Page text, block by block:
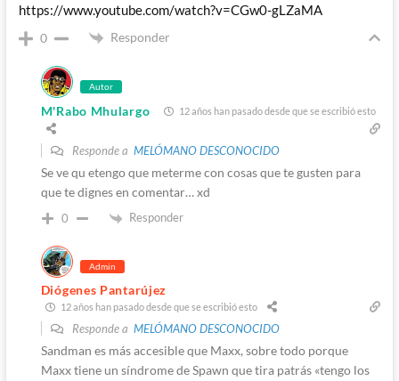
https://www.youtube.com/watch?v=CGw0-gLZaMA
0 Responder
Autor
M'Rabo Mhulargo 12 años han pasado desde que se escribió esto
Responde a MELÓMANO DESCONOCIDO
Se ve qu etengo que meterme con cosas que te gusten para
que te dignes en comentar… xd
0 Responder
Admin
Diógenes Pantarújez
12 años han pasado desde que se escribió esto
Responde a MELÓMANO DESCONOCIDO
Sandman es más accesible que Maxx, sobre todo porque
Maxx tiene un síndrome de Spawn que tira patrás «tengo los